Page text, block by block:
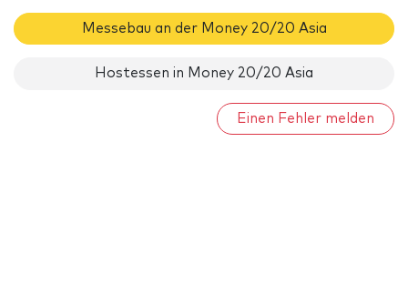
Messebau an der Money 20/20 Asia
Hostessen in Money 20/20 Asia
Einen Fehler melden